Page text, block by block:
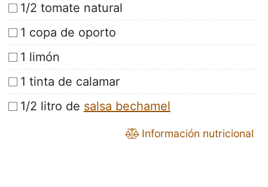
1/2 tomate natural
1 copa de oporto
1 limón
1 tinta de calamar
1/2 litro de salsa bechamel
Información nutricional